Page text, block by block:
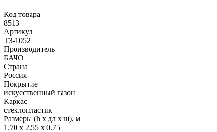
Код товара
8513
Артикул
ТЗ-1052
Производитель
БАЧО
Страна
Россия
Покрытие
искусственный газон
Каркас
стеклопластик
Размеры (h х дл х ш), м
1.70 x 2.55 x 0.75